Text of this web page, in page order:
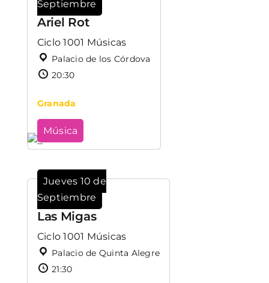
Septiembre
Ariel Rot
Ciclo 1001 Músicas
Palacio de los Córdova
20:30
Granada
Música
Jueves 10 de
Septiembre
Las Migas
Ciclo 1001 Músicas
Palacio de Quinta Alegre
21:30